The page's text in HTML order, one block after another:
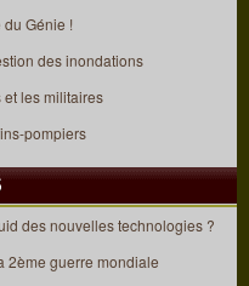
du Génie !
des inondations
les militaires
pompiers
des nouvelles technologies ?
2ème guerre mondiale